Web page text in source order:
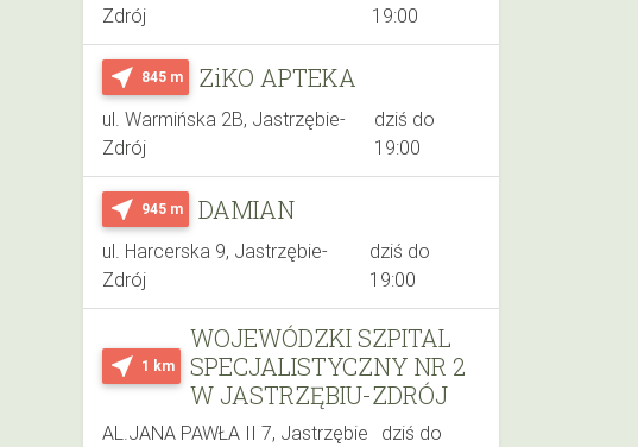
Zdrój
19:00
near_me 845 m ZiKO APTEKA
ul. Warmińska 2B, Jastrzębie-
Zdrój
dziś do
19:00
near_me 945 m DAMIAN
ul. Harcerska 9, Jastrzębie-
Zdrój
dziś do
19:00
near_me 1 km
WOJEWÓDZKI SZPITAL
SPECJALISTYCZNY NR 2
W JASTRZĘBIU-ZDRÓJ
AL.JANA PAWŁA II 7, Jastrzębie
dziś do